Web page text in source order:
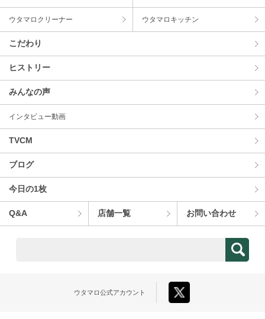
ウタマロクリーナー ウタマロキッチン
こだわり
ヒストリー
みんなの声
インタビュー動画
TVCM
ブログ
今⽇の1枚
Q&A 店舗⼀覧 お問い合わせ
ウタマロ公式アカウント